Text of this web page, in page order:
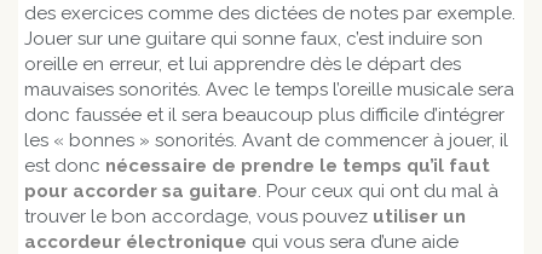
des exercices comme des dictées de notes par exemple.
Jouer sur une guitare qui sonne faux, c’est induire son
oreille en erreur, et lui apprendre dès le départ des
mauvaises sonorités. Avec le temps l’oreille musicale sera
donc faussée et il sera beaucoup plus difficile d’intégrer
les « bonnes » sonorités. Avant de commencer à jouer, il
est donc nécessaire de prendre le temps qu’il faut
pour accorder sa guitare. Pour ceux qui ont du mal à
trouver le bon accordage, vous pouvez utiliser un
accordeur électronique qui vous sera d’une aide